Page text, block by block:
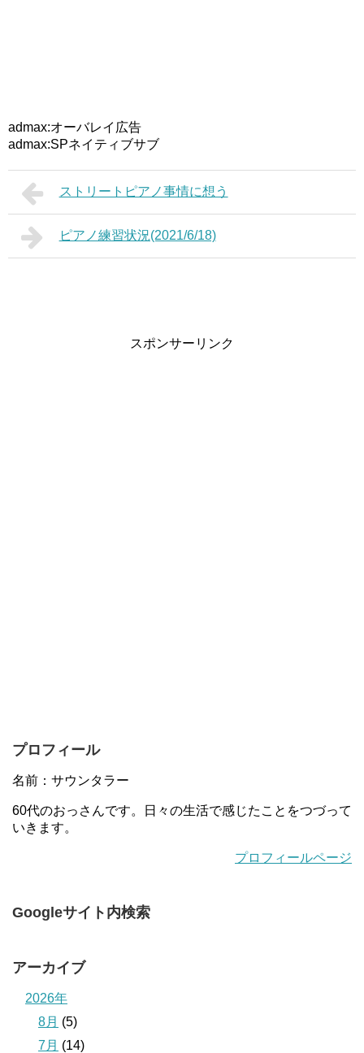
admax:オーバレイ広告
admax:SPネイティブサブ
ストリートピアノ事情に想う
ピアノ練習状況(2021/6/18)
スポンサーリンク
プロフィール
名前：サウンタラー
60代のおっさんです。日々の生活で感じたことをつづって
いきます。
プロフィールページ
Googleサイト内検索
アーカイブ
2026年
8月 (5)
7月 (14)